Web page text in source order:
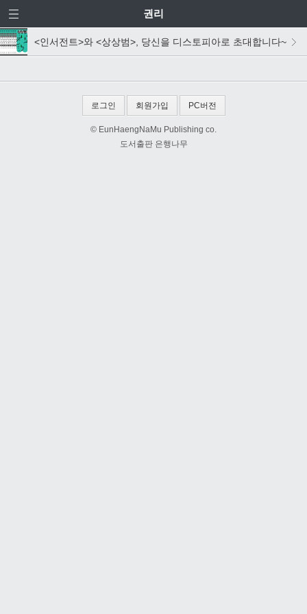
권리
<인서전트>와 <상상범>, 당신을 디스토피아로 초대합니다~
로그인 회원가입 PC버전
© EunHaengNaMu Publishing co.
도서출판 은행나무